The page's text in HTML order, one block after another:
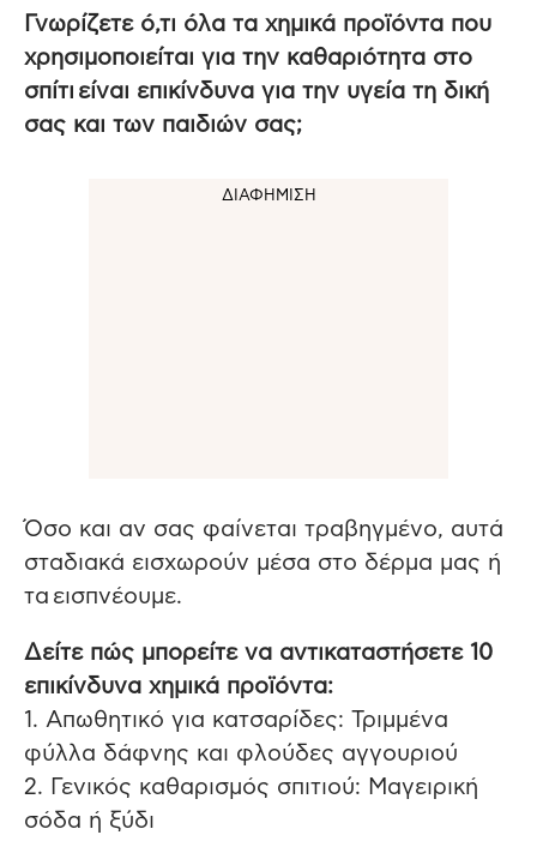
Γνωρίζετε ό,τι όλα τα χημικά προϊόντα που
χρησιμοποιείται για την καθαριότητα στο
σπίτι είναι επικίνδυνα για την υγεία τη δική
σας και των παιδιών σας;
Όσο και αν σας φαίνεται τραβηγμένο, αυτά
σταδιακά εισχωρούν μέσα στο δέρμα μας ή
τα εισπνέουμε.
Δείτε πώς μπορείτε να αντικαταστήσετε 10
επικίνδυνα χημικά προϊόντα:
1. Απωθητικό για κατσαρίδες: Τριμμένα
φύλλα δάφνης και φλούδες αγγουριού
2. Γενικός καθαρισμός σπιτιού: Μαγειρική
σόδα ή ξύδι